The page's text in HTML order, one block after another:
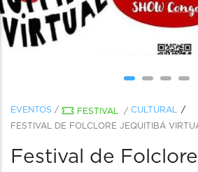
EVENTOS / FESTIVAL / CULTURAL
FESTIVAL DE FOLCLORE JEQUITIBÁ
Festival de